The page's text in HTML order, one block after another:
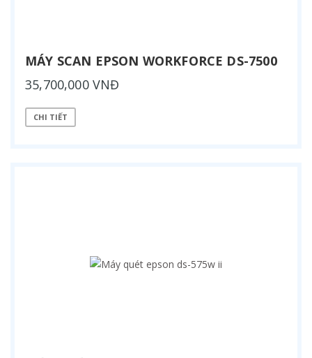
MÁY SCAN EPSON WORKFORCE DS-7500
35,700,000 VNĐ
CHI TIẾT